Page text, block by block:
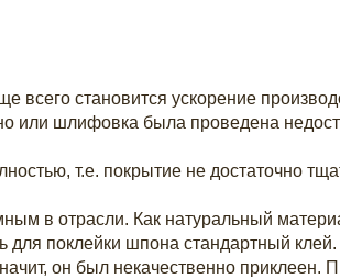
всего становится ускорение
или шлифовка была проведена
т.е. покрытие не достаточно
в отрасли. Как натуральный
для поклейки шпона стандартный клей.
он был некачественно приклеен.